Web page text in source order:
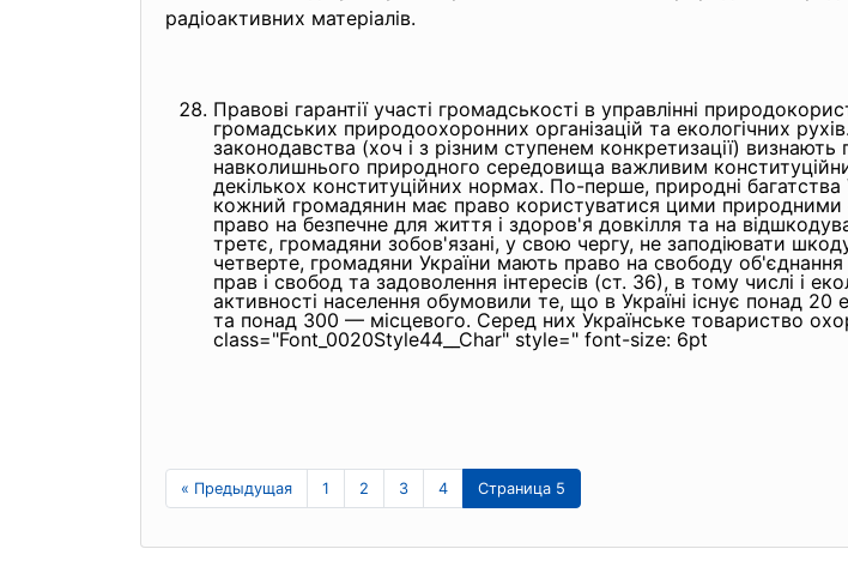
радіоактивних матеріалів.
Правові гарантії участі громадськості в управлінні
громадських природоохоронних організацій та екологічних
законодавства (хоч і з різним ступенем конкретизації)
навколишнього природного середовища важливим
декількох конституційних нормах. По-перше, природні
кожний громадянин має право користуватися цими
право на безпечне для життя і здоров'я довкілля та на
третє, громадяни зобов'язані, у свою чергу, не заподіювати
четверте, громадяни України мають право на свободу об'єднання
прав і свобод та задоволення інтересів (ст. 36), в тому числі і
активності населення обумовили те, що в Україні існує понад 20
та понад 300 — місцевого. Серед них Українське товариство
class="Font_0020Style44__Char" style=" font-size: 6pt
« Предыдущая 1 2 3 4 Страница 5